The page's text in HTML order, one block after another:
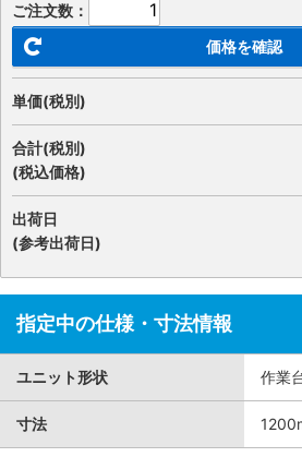
ご注文数：
価格を確認
単価(税別)
合計(税別)
(税込価格)
出荷日
(参考出荷日)
指定中の仕様・寸法情報
ユニット形状 作業
寸法